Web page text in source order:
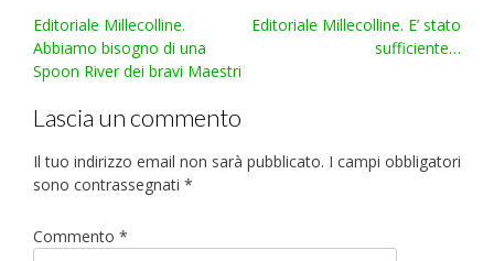
Post
navigation
Editoriale Millecolline.
Abbiamo bisogno di una
Spoon River dei bravi Maestri
Editoriale Millecolline. E’ stato
sufficiente…
Lascia un commento
Il tuo indirizzo email non sarà pubblicato. I campi obbligatori
sono contrassegnati *
Commento *